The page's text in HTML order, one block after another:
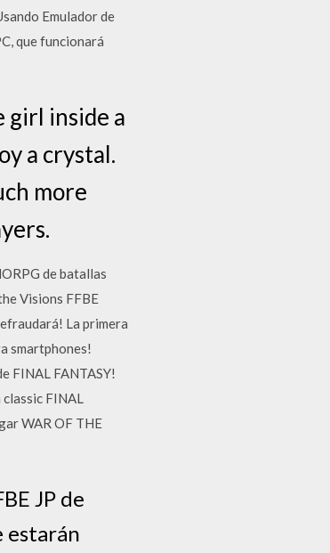
Emulador de
que funcionará
girl inside a
a crystal.
more
de batallas
Visions FFBE
La primera
smartphones!
FINAL FANTASY!
FINAL
WAR OF THE
JP de
estarán